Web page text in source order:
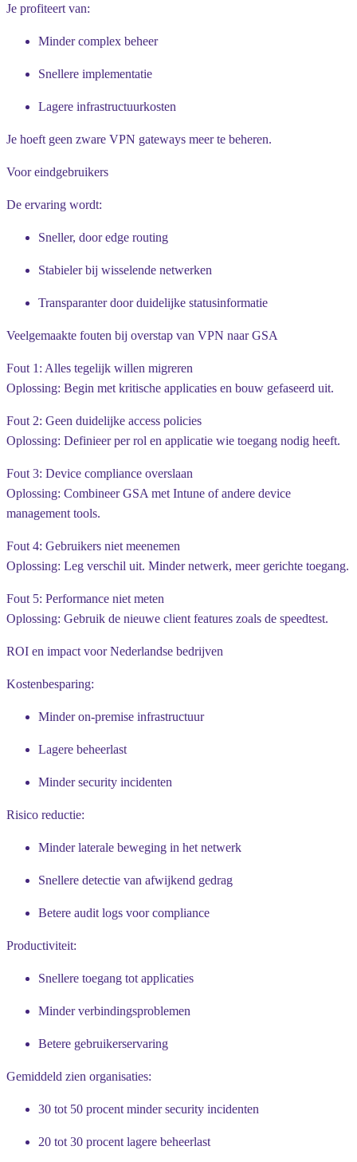
Je profiteert van:
Minder complex beheer
Snellere implementatie
Lagere infrastructuurkosten
Je hoeft geen zware VPN gateways meer te beheren.
Voor eindgebruikers
De ervaring wordt:
Sneller, door edge routing
Stabieler bij wisselende netwerken
Transparanter door duidelijke statusinformatie
Veelgemaakte fouten bij overstap van VPN naar GSA
Fout 1: Alles tegelijk willen migreren
Oplossing: Begin met kritische applicaties en bouw gefaseerd uit.
Fout 2: Geen duidelijke access policies
Oplossing: Definieer per rol en applicatie wie toegang nodig heeft.
Fout 3: Device compliance overslaan
Oplossing: Combineer GSA met Intune of andere device
management tools.
Fout 4: Gebruikers niet meenemen
Oplossing: Leg verschil uit. Minder netwerk, meer gerichte toegang.
Fout 5: Performance niet meten
Oplossing: Gebruik de nieuwe client features zoals de speedtest.
ROI en impact voor Nederlandse bedrijven
Kostenbesparing:
Minder on-premise infrastructuur
Lagere beheerlast
Minder security incidenten
Risico reductie:
Minder laterale beweging in het netwerk
Snellere detectie van afwijkend gedrag
Betere audit logs voor compliance
Productiviteit:
Snellere toegang tot applicaties
Minder verbindingsproblemen
Betere gebruikerservaring
Gemiddeld zien organisaties:
30 tot 50 procent minder security incidenten
20 tot 30 procent lagere beheerlast